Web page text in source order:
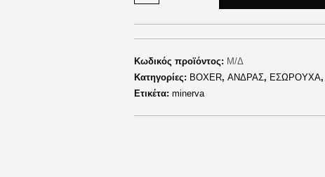
Κωδικός προϊόντος: Μ/Δ
Κατηγορίες: BOXER, ΑΝΔΡΑΣ, ΕΣΩΡΟΥΧΑ,
Ετικέτα: minerva